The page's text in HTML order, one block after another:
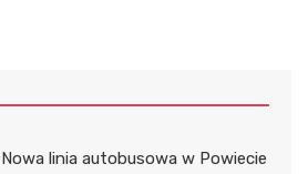
Nowa linia autobusowa w Powiecie